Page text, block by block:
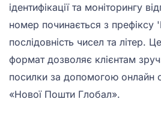
ідентифікації та моніторингу
номер починається з префіксу
послідовність чисел та літер.
формат дозволяє клієнтам
посилки за допомогою онлайн
«Нової Пошти Глобал».